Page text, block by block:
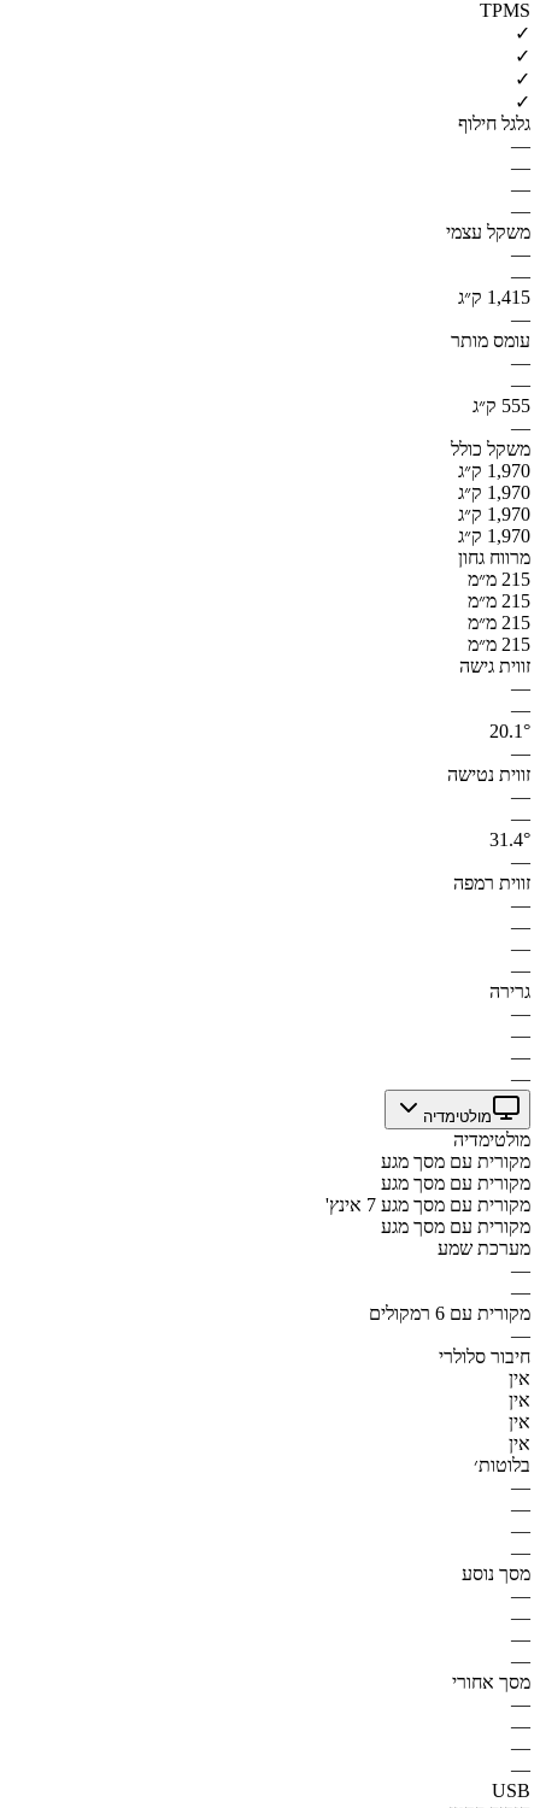
TPMS
✓
✓
✓
✓
גלגל חילוף
—
—
—
—
משקל עצמי
—
—
1,415 ק״ג
—
עומס מותר
—
—
555 ק״ג
—
משקל כולל
1,970 ק״ג
1,970 ק״ג
1,970 ק״ג
1,970 ק״ג
מרווח גחון
215 מ״מ
215 מ״מ
215 מ״מ
215 מ״מ
זווית גישה
—
—
20.1°
—
זווית נטישה
—
—
31.4°
—
זווית רמפה
—
—
—
—
גרירה
—
—
—
—
מולטימדיה
מולטימדיה
מקורית עם מסך מגע
מקורית עם מסך מגע
מקורית עם מסך מגע 7 אינץ'
מקורית עם מסך מגע
מערכת שמע
—
—
מקורית עם 6 רמקולים
—
חיבור סלולרי
אין
אין
אין
אין
בלוטות׳
—
—
—
—
מסך נוסע
—
—
—
—
מסך אחורי
—
—
—
—
USB